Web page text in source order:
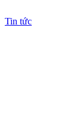
Tin tức